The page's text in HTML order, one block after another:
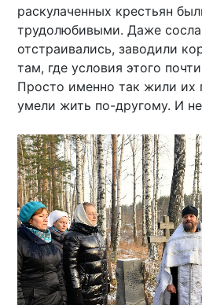
раскулаченных крестьян
трудолюбивыми. Даже
отстраивались, заводили
там, где условия этого
Просто именно так жили их
умели жить по-другому. И